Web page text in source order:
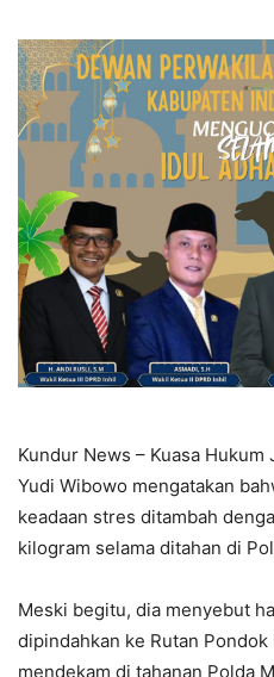
Kundur News – Kuasa Hukum
Yudi Wibowo mengatakan
keadaan stres ditambah
kilogram selama ditahan di
Meski begitu, dia menyebut
dipindahkan ke Rutan
mendekam di tahanan Polda